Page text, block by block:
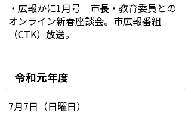
・広報かに1月号 市長・教育委員との
オンライン新春座談会。市広報番組
（CTK）放送。
令和元年度
7月7日（日曜日）